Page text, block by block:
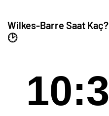
Wilkes-Barre Saat
🕑